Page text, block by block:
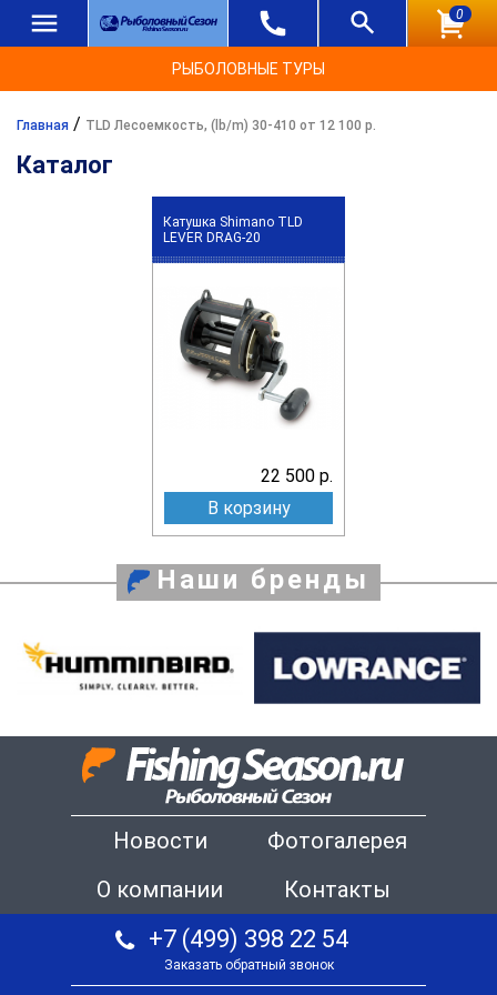
0
РЫБОЛОВНЫЕ ТУРЫ
Главная / TLD Лесоемкость, (lb/m) 30-410 от 12 100 р.
Каталог
Катушка Shimano TLD
LEVER DRAG-20
22 500 р.
В корзину
Наши бренды
Новости
Фотогалерея
О компании
Контакты
+7 (499) 398 22 54
Заказать обратный звонок